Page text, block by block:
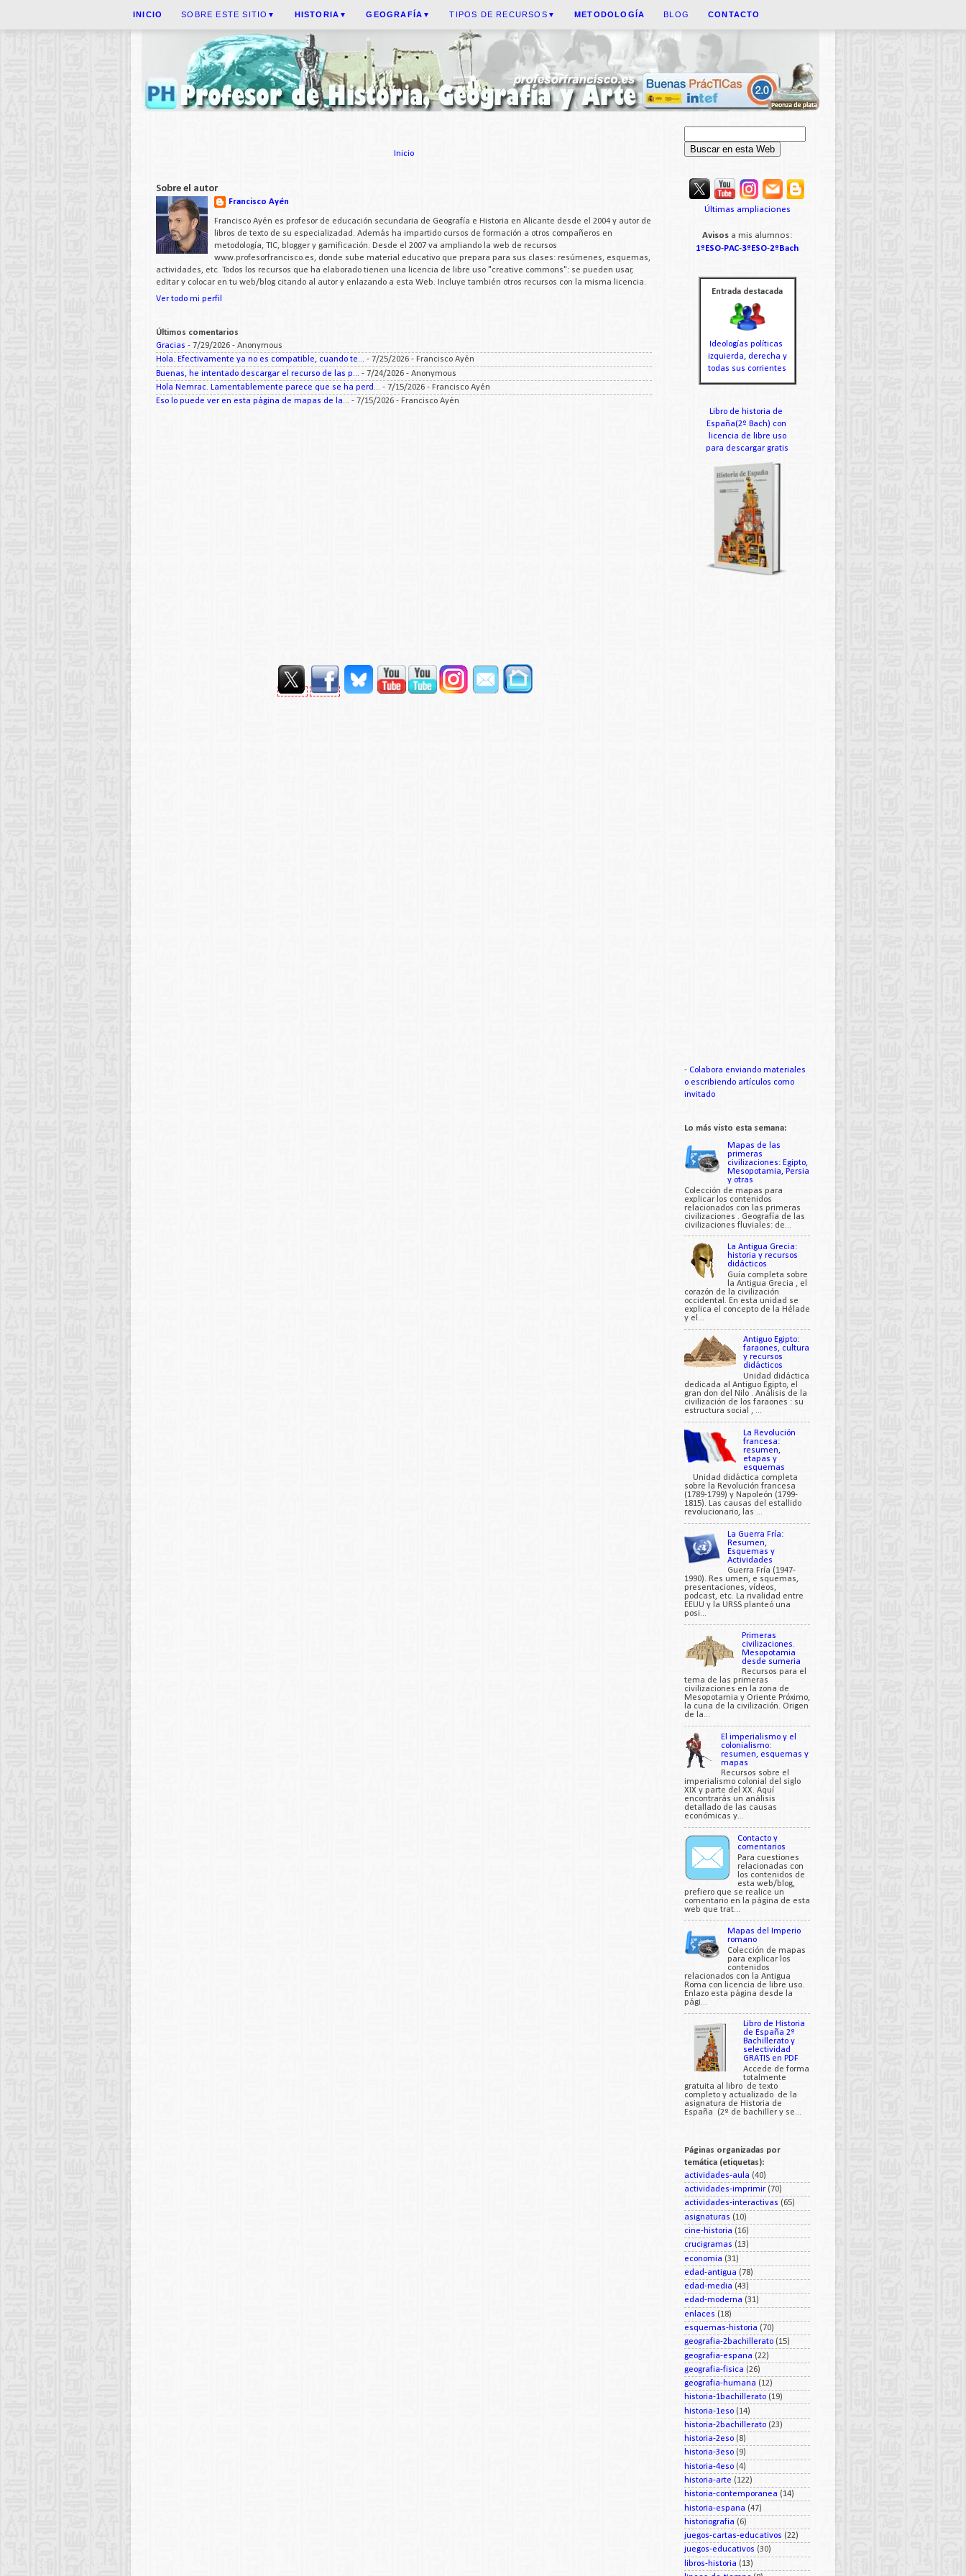
INICIO SOBRE ESTE SITIO ▼ HISTORIA ▼ GEOGRAFÍA ▼ TIPOS DE RECURSOS ▼ METODOLOGÍA BLOG CONTACTO
Inicio
Sobre el autor
Francisco Ayén
Francisco Ayén es profesor de educación secundaria de Geografía e Historia en Alicante desde el 2004 y autor de
libros de texto de su especializadad. Además ha impartido cursos de formación a otros compañeros en
metodología, TIC, blogger y gamificación. Desde el 2007 va ampliando la web de recursos
www.profesorfrancisco.es, donde sube material educativo que prepara para sus clases: resúmenes, esquemas,
actividades, etc. Todos los recursos que ha elaborado tienen una licencia de libre uso "creative commons": se pueden usar,
editar y colocar en tu web/blog citando al autor y enlazando a esta Web. Incluye también otros recursos con la misma licencia.
Ver todo mi perfil
Últimos comentarios
Gracias - 7/29/2026 - Anonymous
Hola. Efectivamente ya no es compatible, cuando te... - 7/25/2026 - Francisco Ayén
Buenas, he intentado descargar el recurso de las p... - 7/24/2026 - Anonymous
Hola Nemrac. Lamentablemente parece que se ha perd... - 7/15/2026 - Francisco Ayén
Eso lo puede ver en esta página de mapas de la... - 7/15/2026 - Francisco Ayén
Últimas ampliaciones
Avisos a mis alumnos:
1ºESO-PAC-3ºESO-2ºBach
Entrada destacada
Ideologías políticas
izquierda, derecha y
todas sus corrientes
Libro de historia de
España(2º Bach) con
licencia de libre uso
para descargar gratis
- Colabora enviando materiales
o escribiendo artículos como
invitado
Lo más visto esta semana:
Mapas de las
primeras
civilizaciones: Egipto,
Mesopotamia, Persia
y otras
Colección de mapas para
explicar los contenidos
relacionados con las primeras
civilizaciones . Geografía de las
civilizaciones fluviales: de...
La Antigua Grecia:
historia y recursos
didácticos
Guía completa sobre
la Antigua Grecia , el
corazón de la civilización
occidental. En esta unidad se
explica el concepto de la Hélade
y el...
Antiguo Egipto:
faraones, cultura
y recursos
didácticos
Unidad didáctica
dedicada al Antiguo Egipto, el
gran don del Nilo . Análisis de la
civilización de los faraones : su
estructura social , ...
La Revolución
francesa:
resumen,
etapas y
esquemas
Unidad didáctica completa
sobre la Revolución francesa
(1789-1799) y Napoleón (1799-
1815). Las causas del estallido
revolucionario, las ...
La Guerra Fría:
Resumen,
Esquemas y
Actividades
Guerra Fría (1947-
1990). Res umen, e squemas,
presentaciones, vídeos,
podcast, etc. La rivalidad entre
EEUU y la URSS planteó una
posi...
Primeras
civilizaciones.
Mesopotamia
desde sumeria
Recursos para el
tema de las primeras
civilizaciones en la zona de
Mesopotamia y Oriente Próximo,
la cuna de la civilización. Origen
de la...
El imperialismo y el
colonialismo:
resumen, esquemas y
mapas
Recursos sobre el
imperialismo colonial del siglo
XIX y parte del XX. Aquí
encontrarás un análisis
detallado de las causas
económicas y...
Contacto y
comentarios
Para cuestiones
relacionadas con
los contenidos de
esta web/blog,
prefiero que se realice un
comentario en la página de esta
web que trat...
Mapas del Imperio
romano
Colección de mapas
para explicar los
contenidos
relacionados con la Antigua
Roma con licencia de libre uso.
Enlazo esta página desde la
pági...
Libro de Historia
de España 2º
Bachillerato y
selectividad
GRATIS en PDF
Accede de forma
totalmente
gratuita al libro de texto
completo y actualizado de la
asignatura de Historia de
España (2º de bachiller y se...
Páginas organizadas por
temática (etiquetas):
actividades-aula (40)
actividades-imprimir (70)
actividades-interactivas (65)
asignaturas (10)
cine-historia (16)
crucigramas (13)
economia (31)
edad-antigua (78)
edad-media (43)
edad-moderna (31)
enlaces (18)
esquemas-historia (70)
geografia-2bachillerato (15)
geografia-espana (22)
geografia-fisica (26)
geografia-humana (12)
historia-1bachillerato (19)
historia-1eso (14)
historia-2bachillerato (23)
historia-2eso (8)
historia-3eso (9)
historia-4eso (4)
historia-arte (122)
historia-contemporanea (14)
historia-espana (47)
historiografia (6)
juegos-cartas-educativos (22)
juegos-educativos (30)
libros-historia (13)